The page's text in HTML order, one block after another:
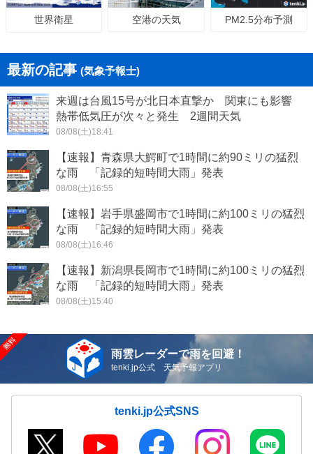
世界衛星 空港の天気 PM2.5分布予測
最新の記事 (気象予報士)
来週は台風15号が北日本直撃か 関東にも影響
熱帯低気圧が次々と発生 2週間天気
08/08(土)18:41
【速報】青森県大鰐町で1時間に約90ミリの猛烈
な雨 「記録的短時間大雨」発表
08/08(土)16:55
【速報】岩手県盛岡市で1時間に約100ミリの猛烈
な雨 「記録的短時間大雨」発表
08/08(土)16:46
【速報】新潟県長岡市で1時間に約100ミリの猛烈
な雨 「記録的短時間大雨」発表
08/08(土)15:40
雨雲レーダーで雨を回避！
tenki.jp公式 天気予報アプリ
tenki.jp公式SNS